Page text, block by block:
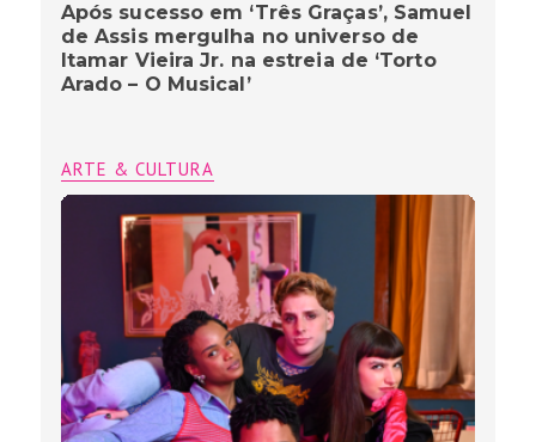
Após sucesso em ‘Três Graças’, Samuel
de Assis mergulha no universo de
Itamar Vieira Jr. na estreia de ‘Torto
Arado – O Musical’
ARTE & CULTURA